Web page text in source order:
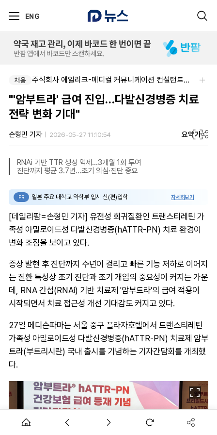
ENG
채용 주식회사 에일리크-메디컬 커뮤니케이션 컨설턴트(Associate) / 메디컬라이터 채용
"'암부트라' 급여 진입…다발신경병증 치료
전략 변화 기대"
손형민 기자 2026-05-27 11:10:54 요약가
RNAi 기반 TTR 생성 억제…3개월 1회 투여
진단까지 평균 3.7년…조기 의심·진단 중요
PR 일본 주요 대학교 약학부 입시 신(편)입학 자세히보기
[데일리팜=손형민 기자] 유전성 희귀질환인 트랜스티레틴 가
족성 아밀로이드성 다발신경병증(hATTR-PN) 치료 환경이
변화 조짐을 보이고 있다.
증상 발현 후 진단까지 수년이 걸리고 빠른 기능 저하로 이어지
는 질환 특성상 조기 진단과 조기 개입의 중요성이 커지는 가운
데, RNA 간섭(RNAi) 기반 치료제 '암부트라'의 급여 적용이
시작되면서 치료 접근성 개선 기대감도 커지고 있다.
27일 메디슨파마는 서울 중구 플라자호텔에서 트랜스티레틴
가족성 아밀로이드성 다발신경병증(hATTR-PN) 치료제 암부
트라(부트리시란) 국내 출시를 기념하는 기자간담회를 개최했
다.